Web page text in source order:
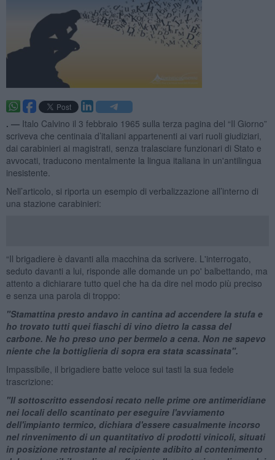
. — Italo Calvino il 3 febbraio 1965 sulla terza pagina del “Il Giorno”
scriveva che centinaia d’italiani appartenenti ai vari ruoli giudiziari,
dai carabinieri ai magistrati, senza tralasciare funzionari di Stato e
avvocati, traducono mentalmente la lingua italiana in un'antilingua
inesistente.
Nell’articolo, si riporta un esempio di verbalizzazione all’interno di
una stazione carabinieri:
“Il brigadiere è davanti alla macchina da scrivere. L'interrogato,
seduto davanti a lui, risponde alle domande un po' balbettando, ma
attento a dichiarare tutto quel che ha da dire nel modo più preciso
e senza una parola di troppo:
"Stamattina presto andavo in cantina ad accendere la stufa e
ho trovato tutti quei fiaschi di vino dietro la cassa del
carbone. Ne ho preso uno per bermelo a cena. Non ne sapevo
niente che la bottiglieria di sopra era stata scassinata".
Impassibile, il brigadiere batte veloce sui tasti la sua fedele
trascrizione:
"Il sottoscritto essendosi recato nelle prime ore antimeridiane
nei locali dello scantinato per eseguire l'avviamento
dell'impianto termico, dichiara d'essere casualmente incorso
nel rinvenimento di un quantitativo di prodotti vinicoli, situati
in posizione retrostante al recipiente adibito al contenimento